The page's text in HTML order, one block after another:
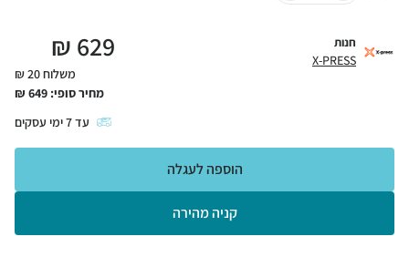
חנות
X-PRESS
629
₪
משלוח 20 ₪
מחיר סופי: 649
₪
עד7ימי עסקים
קניה מהירה
הוספה לעגלה